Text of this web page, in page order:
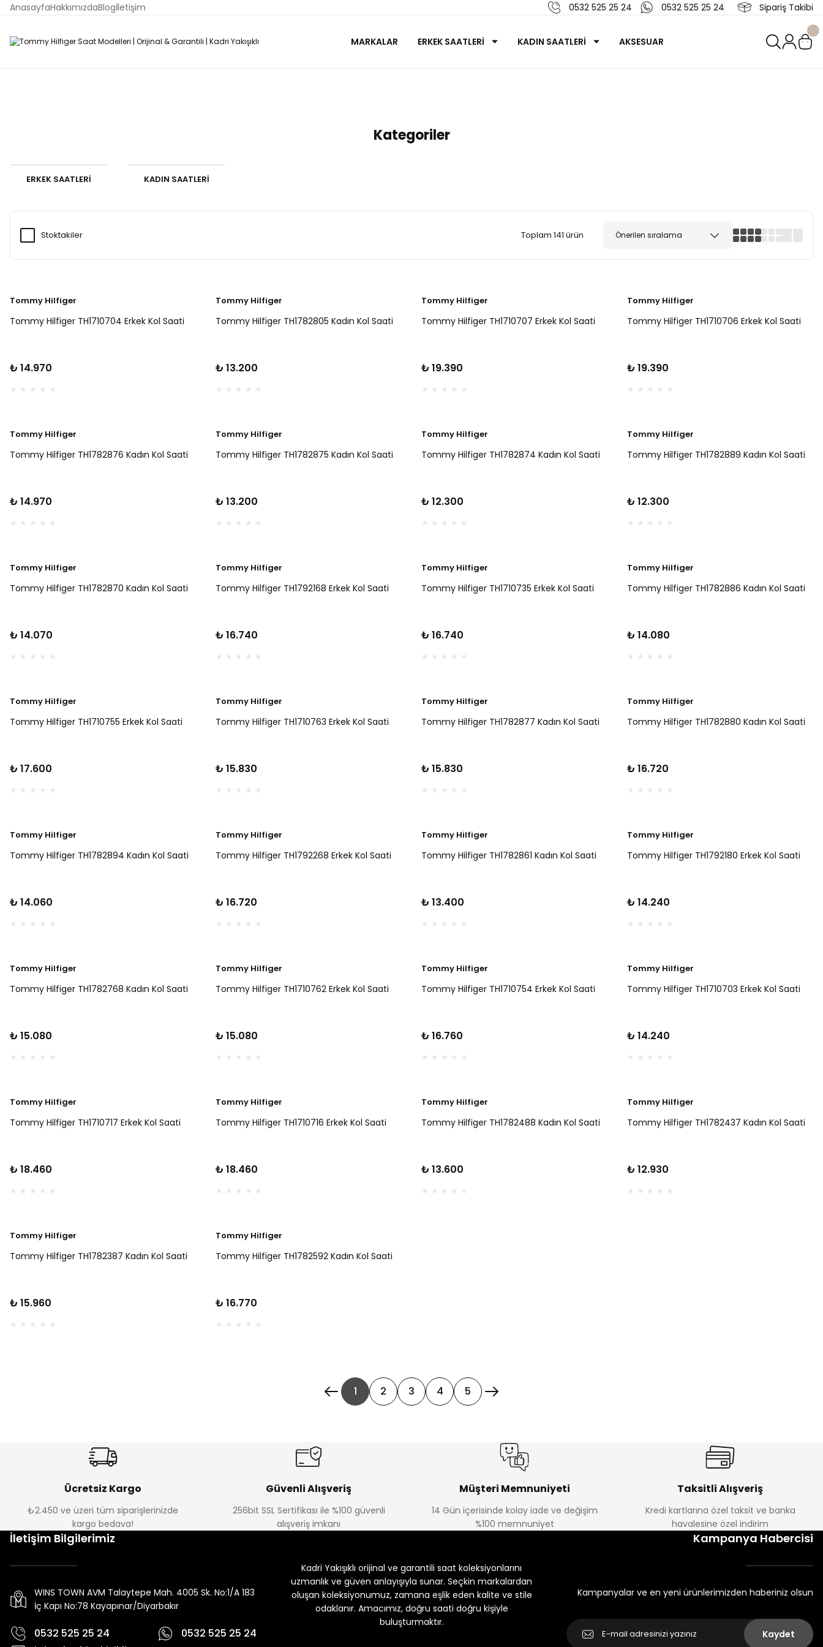
AnasayfaHakkımızdaBlogİletişim 0532 525 25 24 0532 525 25 24 Sipariş Takibi
MARKALAR ERKEK SAATLERİ KADIN SAATLERİ AKSESUAR
Kategoriler
ERKEK SAATLERİ KADIN SAATLERİ
Stoktakiler Toplam 141 ürün
Tommy Hilfiger
Tommy Hilfiger TH1710704 Erkek Kol Saati
₺ 14.970
Tommy Hilfiger
Tommy Hilfiger TH1782805 Kadın Kol Saati
₺ 13.200
Tommy Hilfiger
Tommy Hilfiger TH1710707 Erkek Kol Saati
₺ 19.390
Tommy Hilfiger
Tommy Hilfiger TH1710706 Erkek Kol Saati
₺ 19.390
Tommy Hilfiger
Tommy Hilfiger TH1782876 Kadın Kol Saati
₺ 14.970
Tommy Hilfiger
Tommy Hilfiger TH1782875 Kadın Kol Saati
₺ 13.200
Tommy Hilfiger
Tommy Hilfiger TH1782874 Kadın Kol Saati
₺ 12.300
Tommy Hilfiger
Tommy Hilfiger TH1782889 Kadın Kol Saati
₺ 12.300
Tommy Hilfiger
Tommy Hilfiger TH1782870 Kadın Kol Saati
₺ 14.070
Tommy Hilfiger
Tommy Hilfiger TH1792168 Erkek Kol Saati
₺ 16.740
Tommy Hilfiger
Tommy Hilfiger TH1710735 Erkek Kol Saati
₺ 16.740
Tommy Hilfiger
Tommy Hilfiger TH1782886 Kadın Kol Saati
₺ 14.080
Tommy Hilfiger
Tommy Hilfiger TH1710755 Erkek Kol Saati
₺ 17.600
Tommy Hilfiger
Tommy Hilfiger TH1710763 Erkek Kol Saati
₺ 15.830
Tommy Hilfiger
Tommy Hilfiger TH1782877 Kadın Kol Saati
₺ 15.830
Tommy Hilfiger
Tommy Hilfiger TH1782880 Kadın Kol Saati
₺ 16.720
Tommy Hilfiger
Tommy Hilfiger TH1782894 Kadın Kol Saati
₺ 14.060
Tommy Hilfiger
Tommy Hilfiger TH1792268 Erkek Kol Saati
₺ 16.720
Tommy Hilfiger
Tommy Hilfiger TH1782861 Kadın Kol Saati
₺ 13.400
Tommy Hilfiger
Tommy Hilfiger TH1792180 Erkek Kol Saati
₺ 14.240
Tommy Hilfiger
Tommy Hilfiger TH1782768 Kadın Kol Saati
₺ 15.080
Tommy Hilfiger
Tommy Hilfiger TH1710762 Erkek Kol Saati
₺ 15.080
Tommy Hilfiger
Tommy Hilfiger TH1710754 Erkek Kol Saati
₺ 16.760
Tommy Hilfiger
Tommy Hilfiger TH1710703 Erkek Kol Saati
₺ 14.240
Tommy Hilfiger
Tommy Hilfiger TH1710717 Erkek Kol Saati
₺ 18.460
Tommy Hilfiger
Tommy Hilfiger TH1710716 Erkek Kol Saati
₺ 18.460
Tommy Hilfiger
Tommy Hilfiger TH1782488 Kadın Kol Saati
₺ 13.600
Tommy Hilfiger
Tommy Hilfiger TH1782437 Kadın Kol Saati
₺ 12.930
Tommy Hilfiger
Tommy Hilfiger TH1782387 Kadın Kol Saati
₺ 15.960
Tommy Hilfiger
Tommy Hilfiger TH1782592 Kadın Kol Saati
₺ 16.770
1 2 3 4 5
Ücretsiz Kargo
₺2.450 ve üzeri tüm siparişlerinizde
kargo bedava!
Güvenli Alışveriş
256bit SSL Sertifikası ile %100 güvenli
alışveriş imkanı
Müşteri Memnuniyeti
14 Gün içerisinde kolay iade ve değişim
%100 memnuniyet
Taksitli Alışveriş
Kredi kartlarına özel taksit ve banka
havalesine özel indirim
İletişim Bilgilerimiz
WINS TOWN AVM Talaytepe Mah. 4005 Sk. No:1/A 183
İç Kapı No:78 Kayapınar/Diyarbakır
0532 525 25 24
0532 525 25 24
Kadri Yakışıklı orijinal ve garantili saat koleksiyonlarını
uzmanlık ve güven anlayışıyla sunar. Seçkin markalardan
oluşan koleksiyonumuz, zamana eşlik eden kalite ve stile
odaklanır. Amacımız, doğru saati doğru kişiyle
buluşturmaktır.
Kampanya Habercisi
Kampanyalar ve en yeni ürünlerimizden haberiniz olsun
Kaydet